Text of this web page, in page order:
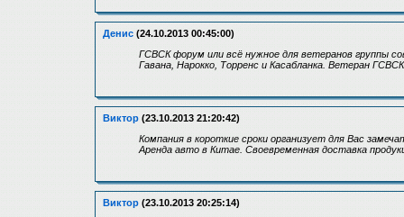
Денис (24.10.2013 00:45:00)
ГСВСК форум или всё нужное для ветеранов группы
Гавана, Нарокко, Торренс и Касабланка. Ветеран
Виктор (23.10.2013 21:20:42)
Компания в короткие сроки организует для Вас
Аренда авто в Китае. Своевременная доставка
Виктор (23.10.2013 20:25:14)